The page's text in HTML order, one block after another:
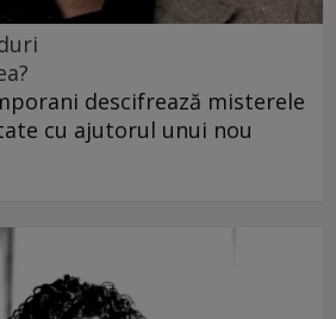
descifrează misterele
cu ajutorul unui nou